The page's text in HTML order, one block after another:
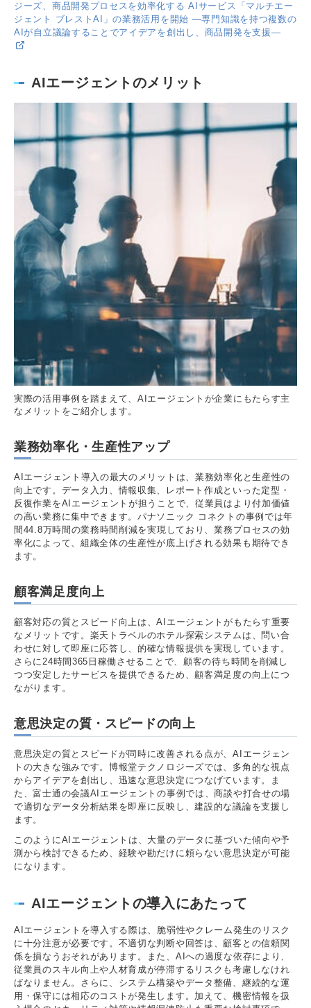
ジーズ、商品開発プロセスを効率化する AIサービス「マルチエー
ジェント ブレストAI」の業務活用を開始 ―専門知識を持つ複数の
AIが自立議論することでアイデアを創出し、商品開発を支援―
AIエージェントのメリット
実際の活用事例を踏まえて、AIエージェントが企業にもたらす主
なメリットをご紹介します。
業務効率化・生産性アップ
AIエージェント導入の最大のメリットは、業務効率化と生産性の
向上です。データ入力、情報収集、レポート作成といった定型・
反復作業をAIエージェントが担うことで、従業員はより付加価値
の高い業務に集中できます。パナソニック コネクトの事例では年
間44.8万時間の業務時間削減を実現しており、業務プロセスの効
率化によって、組織全体の生産性が底上げされる効果も期待でき
ます。
顧客満足度向上
顧客対応の質とスピード向上は、AIエージェントがもたらす重要
なメリットです。楽天トラベルのホテル探索システムは、問い合
わせに対して即座に応答し、的確な情報提供を実現しています。
さらに24時間365日稼働させることで、顧客の待ち時間を削減し
つつ安定したサービスを提供できるため、顧客満足度の向上につ
ながります。
意思決定の質・スピードの向上
意思決定の質とスピードが同時に改善される点が、AIエージェン
トの大きな強みです。博報堂テクノロジーズでは、多角的な視点
からアイデアを創出し、迅速な意思決定につなげています。ま
た、富士通の会議AIエージェントの事例では、商談や打合せの場
で適切なデータ分析結果を即座に反映し、建設的な議論を支援し
ます。
このようにAIエージェントは、大量のデータに基づいた傾向や予
測から検討できるため、経験や勘だけに頼らない意思決定が可能
になります。
AIエージェントの導入にあたって
AIエージェントを導入する際は、脆弱性やクレーム発生のリスク
に十分注意が必要です。不適切な判断や回答は、顧客との信頼関
係を損なうおそれがあります。また、AIへの過度な依存により、
従業員のスキル向上や人材育成が停滞するリスクも考慮しなけれ
ばなりません。さらに、システム構築やデータ整備、継続的な運
用・保守には相応のコストが発生します。加えて、機密情報を扱